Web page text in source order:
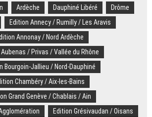
avoir
passé
28
heures
dans
le
froid
:
la
traileuse
toujours
Ardèche Dauphiné Libéré
Drôme
Edition Annecy / Rumilly / Les Aravis
Annonay / Nord Ardèche
Aubenas / Privas / Vallée du Rhône
Bourgoin-Jallieu / Nord-Dauphiné
Chambéry / Aix-les-Bains
Grand Genève / Chablais / Ain
Edition Grésivaudan / Oisans